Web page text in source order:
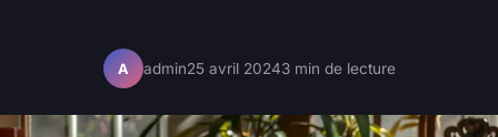
A admin25 avril 20243 min de lecture